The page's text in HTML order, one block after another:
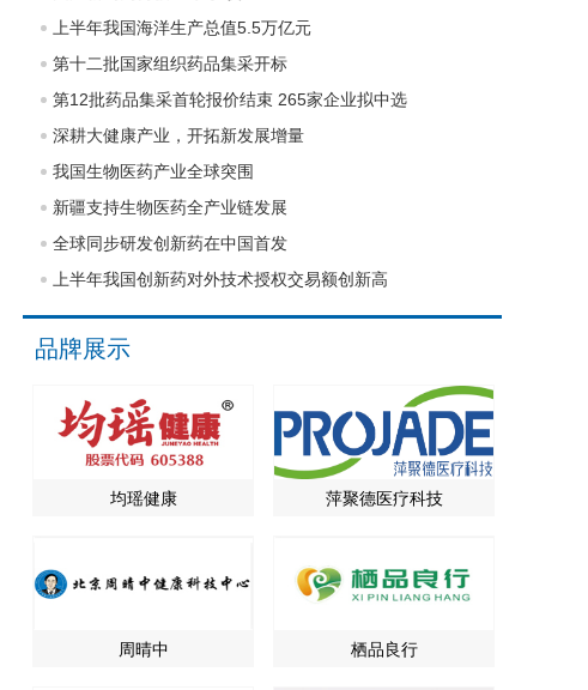
上半年我国海洋生产总值5.5万亿元
第十二批国家组织药品集采开标
第12批药品集采首轮报价结束 265家企业拟中选
深耕大健康产业，开拓新发展增量
我国生物医药产业全球突围
新疆支持生物医药全产业链发展
全球同步研发创新药在中国首发
上半年我国创新药对外技术授权交易额创新高
品牌展示
均瑶健康 萍聚德医疗科技
周晴中 栖品良行